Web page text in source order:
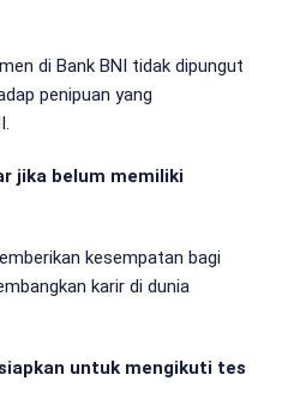
di Bank BNI tidak dipungut
penipuan yang
jika belum memiliki
kesempatan bagi
karir di dunia
untuk mengikuti tes